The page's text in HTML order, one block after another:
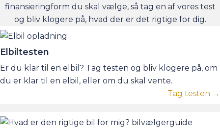
finansieringform du skal vælge, så tag en af vores test
og bliv klogere på, hvad der er det rigtige for dig.
Elbiltesten
Er du klar til en elbil? Tag testen og bliv klogere på, om
du er klar til en elbil, eller om du skal vente.
Tag testen →